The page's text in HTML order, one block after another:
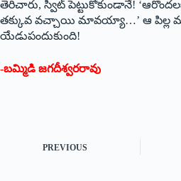
తెరిచారు, స్వీట్‌ పెట్టుకోకుండానే!
తక్కువ వచ్చాయి మావయ్యా…’ ఆ పిల్ల
యేడుపందుకుంది!
-బమ్మిడి జగదీశ్వరరావు
PREVIOUS